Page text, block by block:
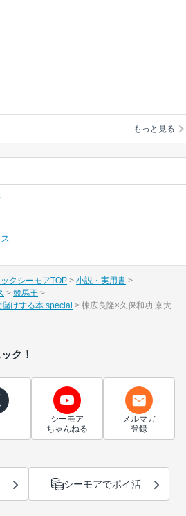
もっと見る
クシーモアTOP
小説・実用書
競馬王
けする本 special
棟広良隆×久保和功 京大
ク！
シーモア
ちゃんねる
メルマガ
登録
シーモアでポイ活